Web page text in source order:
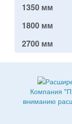
1350 мм
1800 мм
2700 мм
Компания
вниманию